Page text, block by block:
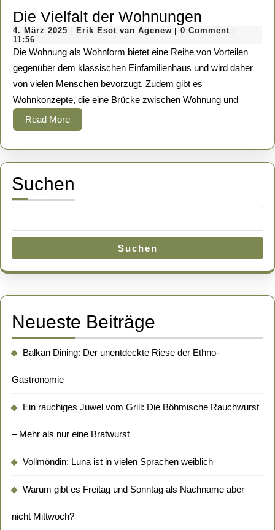
Die Vielfalt der Wohnungen
Vielfalt
der
4. März 2025 4.
2025
Erik Esot van Agenew Erik
van
Agenew
0 Comment
11:56
Die Wohnung als Wohnform bietet eine Reihe von Vorteilen
gegenüber dem klassischen Einfamilienhaus und wird daher
von vielen Menschen bevorzugt. Zudem gibt es
Wohnkonzepte, die eine Brücke zwischen Wohnung und
Read MoreRead
More
Suchen
Suchen
Neueste Beiträge
Balkan Dining: Der unentdeckte Riese der Ethno-
Gastronomie
Ein rauchiges Juwel vom Grill: Die Böhmische Rauchwurst
– Mehr als nur eine Bratwurst
Vollmöndin: Luna ist in vielen Sprachen weiblich
Warum gibt es Freitag und Sonntag als Nachname aber
nicht Mittwoch?